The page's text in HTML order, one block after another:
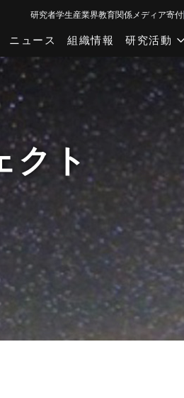
ニュース 組織情報 研究活動
研究者学生産業界教育関係メディア寄付
クト